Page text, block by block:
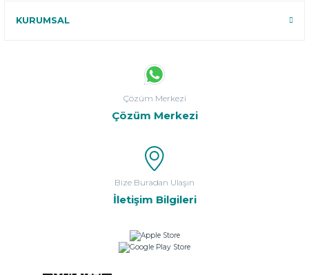
KURUMSAL
Çözüm Merkezi
Çözüm Merkezi
Bize Buradan Ulaşın
İletişim Bilgileri